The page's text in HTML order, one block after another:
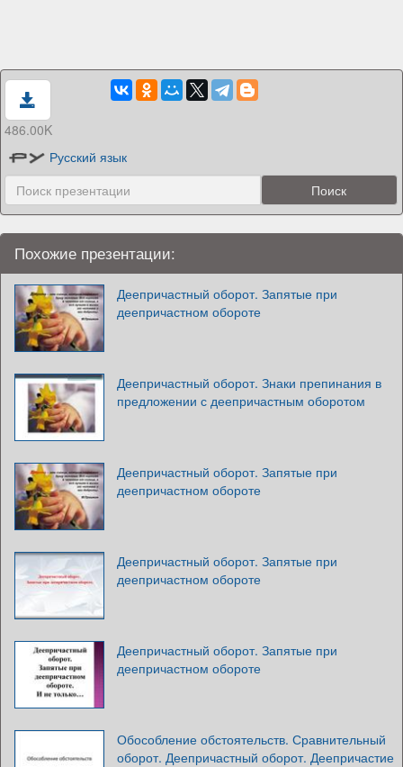
486.00K
Русский язык
Похожие презентации:
Деепричастный оборот. Запятые при
деепричастном обороте
Деепричастный оборот. Знаки препинания в
предложении с деепричастным оборотом
Деепричастный оборот. Запятые при
деепричастном обороте
Деепричастный оборот. Запятые при
деепричастном обороте
Деепричастный оборот. Запятые при
деепричастном обороте
Обособление обстоятельств. Сравнительный
оборот. Деепричастный оборот. Деепричастие